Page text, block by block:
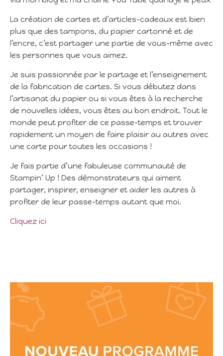
La création de cartes et d’articles-cadeaux est bien
plus que des tampons, du papier cartonné et de
l’encre, c’est partager une partie de vous-même avec
les personnes que vous aimez.
Je suis passionnée par le partage et l’enseignement
de la fabrication de cartes. Si vous débutez dans
l’artisanat du papier ou si vous êtes à la recherche
de nouvelles idées, vous êtes au bon endroit. Tout le
monde peut profiter de ce passe-temps et trouver
rapidement un moyen de faire plaisir au autres avec
une carte pour toutes les occasions !
Je fais partie d’une fabuleuse communauté de
Stampin’ Up ! Des démonstrateurs qui aiment
partager, inspirer, enseigner et aider les autres à
profiter de leur passe-temps autant que moi.
Cliquez ici